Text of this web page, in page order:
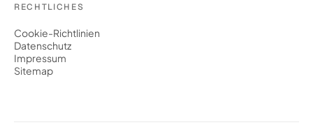
RECHTLICHES
Cookie-Richtlinien
Datenschutz
Impressum
Sitemap